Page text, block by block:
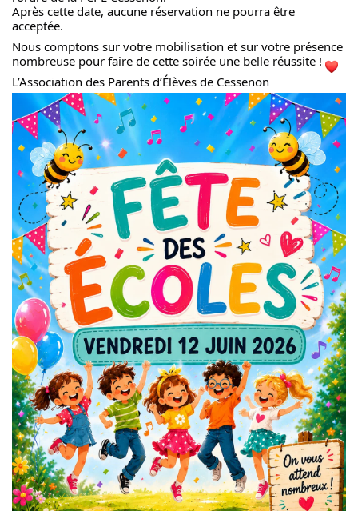
Après cette date, aucune réservation ne pourra être
acceptée.
Nous comptons sur votre mobilisation et sur votre présence
nombreuse pour faire de cette soirée une belle réussite !
L’Association des Parents d’Élèves de Cessenon